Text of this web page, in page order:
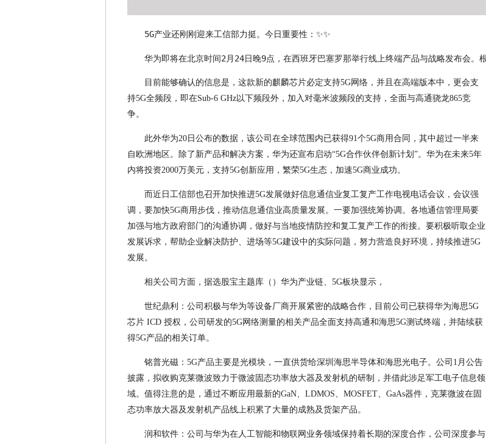
5G产业还刚刚迎来工信部力挺。今日重要性：✨✨
华为即将在北京时间2月24日晚9点，在西班牙巴塞罗那举行线上终端产品与战略发布会
目前能够确认的信息是，这款新的麒麟芯片必定支持5G网络，并且在高端版本中，更会支
持5G全频段，即在Sub-6 GHz以下频段外，加入对毫米波频段的支持，全面与高通骁龙865竞
争。
此外华为20日公布的数据，该公司在全球范围内已获得91个5G商用合同，其中超过一半来
自欧洲地区。除了新产品和解决方案，华为还宣布启动“5G合作伙伴创新计划”。华为在未来5年
内将投资2000万美元，支持5G创新应用，繁荣5G生态，加速5G商业成功。
而近日工信部也召开加快推进5G发展做好信息通信业复工复产工作电视电话会议，会议强
调，要加快5G商用步伐，推动信息通信业高质量发展。一要加强统筹协调。各地通信管理局要
加强与地方政府部门的沟通协调，做好与当地疫情防控和复工复产工作的衔接。要积极听取企业
发展诉求，帮助企业解决防护、进场等5G建设中的实际问题，努力营造良好环境，持续推进5G
发展。
相关公司方面，据选股宝主题库（）华为产业链、5G板块显示，
世纪鼎利：公司积极与华为等设备厂商开展紧密的战略合作，目前公司已获得华为海思5G
芯片 ICD 授权，公司研发的5G网络测量的相关产品全面支持高通和海思5G测试终端，并陆续获
得5G产品的相关订单。
铭普光磁：5G产品主要是光模块，一直供货给深圳海思半导体和海思光电子。公司1月公告
披露，拟收购克莱微波致力于微波固态功率放大器及发射机的研制，并借此涉足军工电子信息领
域。值得注意的是，通过不断应用最新的GaN、LDMOS、MOSFET、GaAs器件，克莱微波在固
态功率放大器及发射机产品线上积累了大量的成熟及货架产品。
润和软件：公司与华为在人工智能和物联网业务领域保持着长期的深度合作，公司深度参与